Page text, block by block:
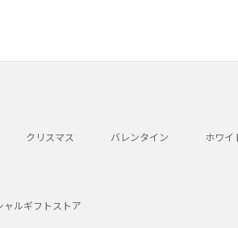
クリスマス バレンタイン ホワイ
ャルギフトストア